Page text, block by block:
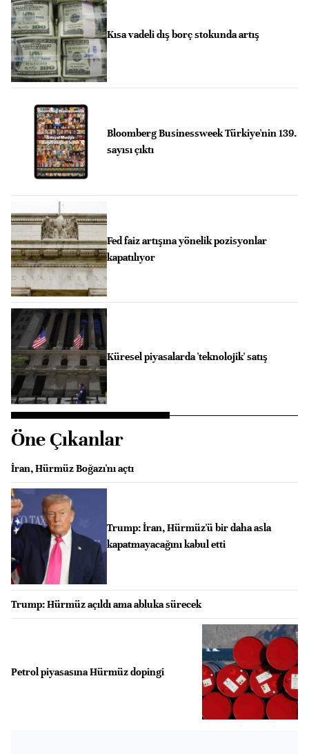
Kısa vadeli dış borç stokunda artış
Bloomberg Businessweek Türkiye'nin 139.
sayısı çıktı
Fed faiz artışına yönelik pozisyonlar
kapatılıyor
Küresel piyasalarda 'teknolojik' satış
Öne Çıkanlar
İran, Hürmüz Boğazı'nı açtı
Trump: İran, Hürmüz'ü bir daha asla
kapatmayacağını kabul etti
Trump: Hürmüz açıldı ama abluka sürecek
Petrol piyasasına Hürmüz dopingi